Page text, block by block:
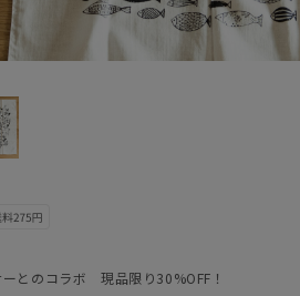
とのコラボ 現品限り30%OFF！